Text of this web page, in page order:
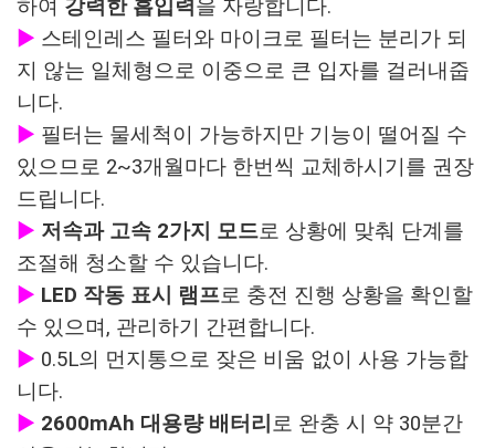
하여 강력한 흡입력 을 자랑합니다.
▶ 스테인레스 필터와 마이크로 필터는 분리가 되
지 않는 일체형으로 이중으로 큰 입자를 걸러내줍
니다.
▶ 필터는 물세척이 가능하지만 기능이 떨어질 수
있으므로 2~3개월마다 한번씩 교체하시기를 권장
드립니다.
▶ 저속과 고속 2가지 모드로 상황에 맞춰 단계를
조절해 청소할 수 있습니다.
▶ LED 작동 표시 램프로 충전 진행 상황을 확인할
수 있으며, 관리하기 간편합니다.
▶ 0.5L의 먼지통으로 잦은 비움 없이 사용 가능합
니다.
▶ 2600mAh 대용량 배터리 로 완충 시 약 30분간